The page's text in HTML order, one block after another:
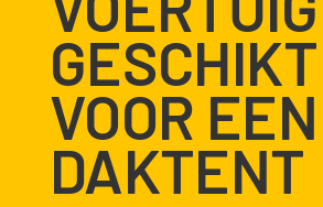
VOOR EEN
DAKTENT